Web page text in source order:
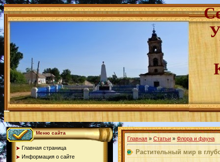
Меню сайта
Главная страница
Информация о сайте
Главная » Статьи » Флора и фауна
Растительный мир в